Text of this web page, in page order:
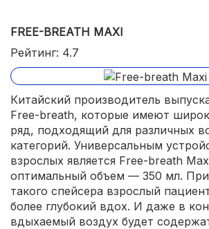
FREE-BREATH MAXI
Рейтинг: 4.7
Китайский производитель
Free-breath, которые имеют
ряд, подходящий для различных
категорий. Универсальным
взрослых является Free-breath
оптимальный объем — 350 мл. При
такого спейсера взрослый
более глубокий вдох. И даже в
вдыхаемый воздух будет